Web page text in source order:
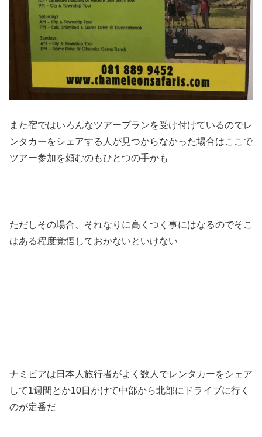
また宿ではいろんなツアープランを受け付けているのでレ
ンタカーをシェアする人が見つからなかった場合はここで
ツアー参加を頼むのもひとつの手かも
ただしその場合、それなりに高くつく事にはなるのでそこ
はある程度覚悟しておかないといけない
ナミビアは日本人旅行者がよく数人でレンタカーをシェア
して1週間とか10日かけて中部から北部にドライブに行く
のが定番だ